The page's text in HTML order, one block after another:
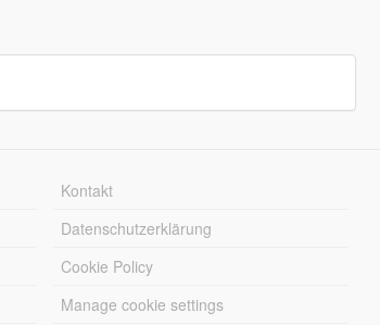
Kontakt
Datenschutzerklärung
Cookie Policy
Manage cookie settings